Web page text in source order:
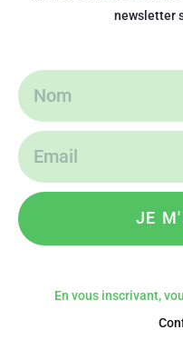
newsletter
JE
En vous inscrivant,